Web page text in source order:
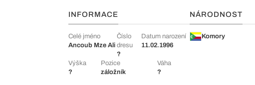
INFORMACE
Celé jméno
Ancoub Mze Ali
Číslo
dresu
?
Datum narození
11.02.1996
Výška
?
Pozice
záložník
Váha
?
NÁRODNOST
Komory